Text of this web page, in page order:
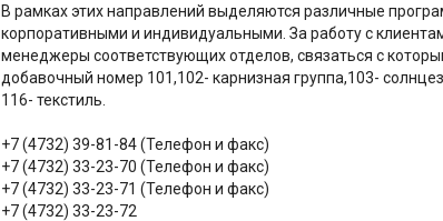
В рамках этих направлений выделяются различные
корпоративными и индивидуальными. За работу с
менеджеры соответствующих отделов, связаться с
добавочный номер 101,102- карнизная группа,103-
116- текстиль.
+7 (4732) 39-81-84 (Телефон и факс)
+7 (4732) 33-23-70 (Телефон и факс)
+7 (4732) 33-23-71 (Телефон и факс)
+7 (4732) 33-23-72